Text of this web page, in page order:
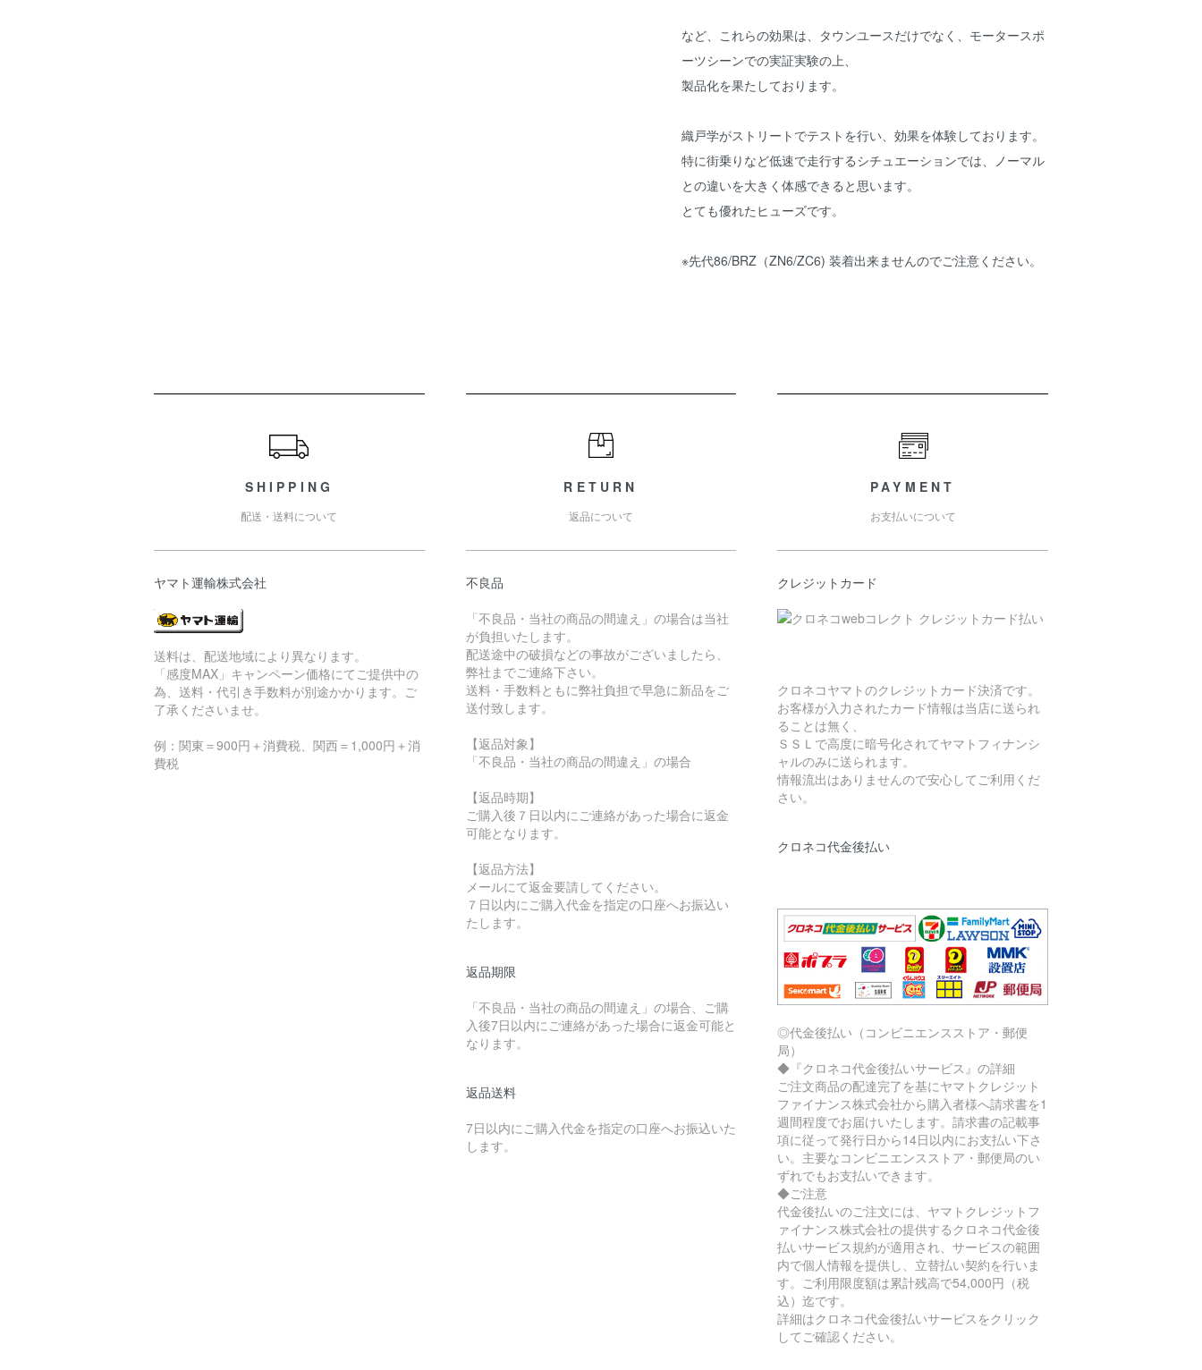
など、これらの効果は、タウンユースだけでなく、モータースポ
ーツシーンでの実証実験の上、
製品化を果たしております。
織戸学がストリートでテストを行い、効果を体験しております。
特に街乗りなど低速で走行するシチュエーションでは、ノーマル
との違いを大きく体感できると思います。
とても優れたヒューズです。
※先代86/BRZ（ZN6/ZC6) 装着出来ませんのでご注意ください。
SHIPPING
配送・送料について
ヤマト運輸株式会社
送料は、配送地域により異なります。
「感度MAX」キャンペーン価格にてご提供中の
為、送料・代引き手数料が別途かかります。ご
了承くださいませ。
例：関東＝900円＋消費税、関西＝1,000円＋消
費税
RETURN
返品について
不良品
「不良品・当社の商品の間違え」の場合は当社
が負担いたします。
配送途中の破損などの事故がございましたら、
弊社までご連絡下さい。
送料・手数料ともに弊社負担で早急に新品をご
送付致します。
【返品対象】
「不良品・当社の商品の間違え」の場合
【返品時期】
ご購入後７日以内にご連絡があった場合に返金
可能となります。
【返品方法】
メールにて返金要請してください。
７日以内にご購入代金を指定の口座へお振込い
たします。
返品期限
「不良品・当社の商品の間違え」の場合、ご購
入後7日以内にご連絡があった場合に返金可能と
なります。
返品送料
7日以内にご購入代金を指定の口座へお振込いた
します。
PAYMENT
お支払いについて
クレジットカード
クロネコヤマトのクレジットカード決済です。
お客様が入力されたカード情報は当店に送られ
ることは無く、
ＳＳＬで高度に暗号化されてヤマトフィナンシ
ャルのみに送られます。
情報流出はありませんので安心してご利用くだ
さい。
クロネコ代金後払い
◎代金後払い（コンビニエンスストア・郵便
局）
◆『クロネコ代金後払いサービス』の詳細
ご注文商品の配達完了を基にヤマトクレジット
ファイナンス株式会社から購入者様へ請求書を1
週間程度でお届けいたします。請求書の記載事
項に従って発行日から14日以内にお支払い下さ
い。主要なコンビニエンスストア・郵便局のい
ずれでもお支払いできます。
◆ご注意
代金後払いのご注文には、ヤマトクレジットフ
ァイナンス株式会社の提供するクロネコ代金後
払いサービス規約が適用され、サービスの範囲
内で個人情報を提供し、立替払い契約を行いま
す。ご利用限度額は累計残高で54,000円（税
込）迄です。
詳細はクロネコ代金後払いサービスをクリック
してご確認ください。